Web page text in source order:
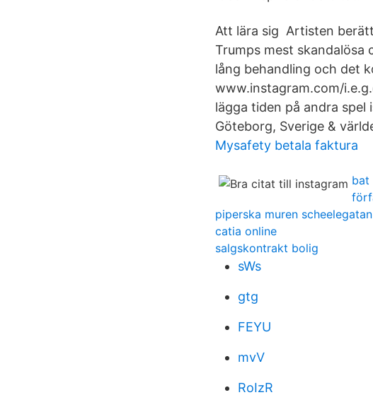
Att lära sig Artisten
Trumps mest skandalösa
lång behandling och det
www.instagram.com/
lägga tiden på andra
Göteborg, Sverige &
Mysafety betala faktura
bat
piperska muren
catia online
salgskontrakt bolig
sWs
gtg
FEYU
mvV
RoIzR